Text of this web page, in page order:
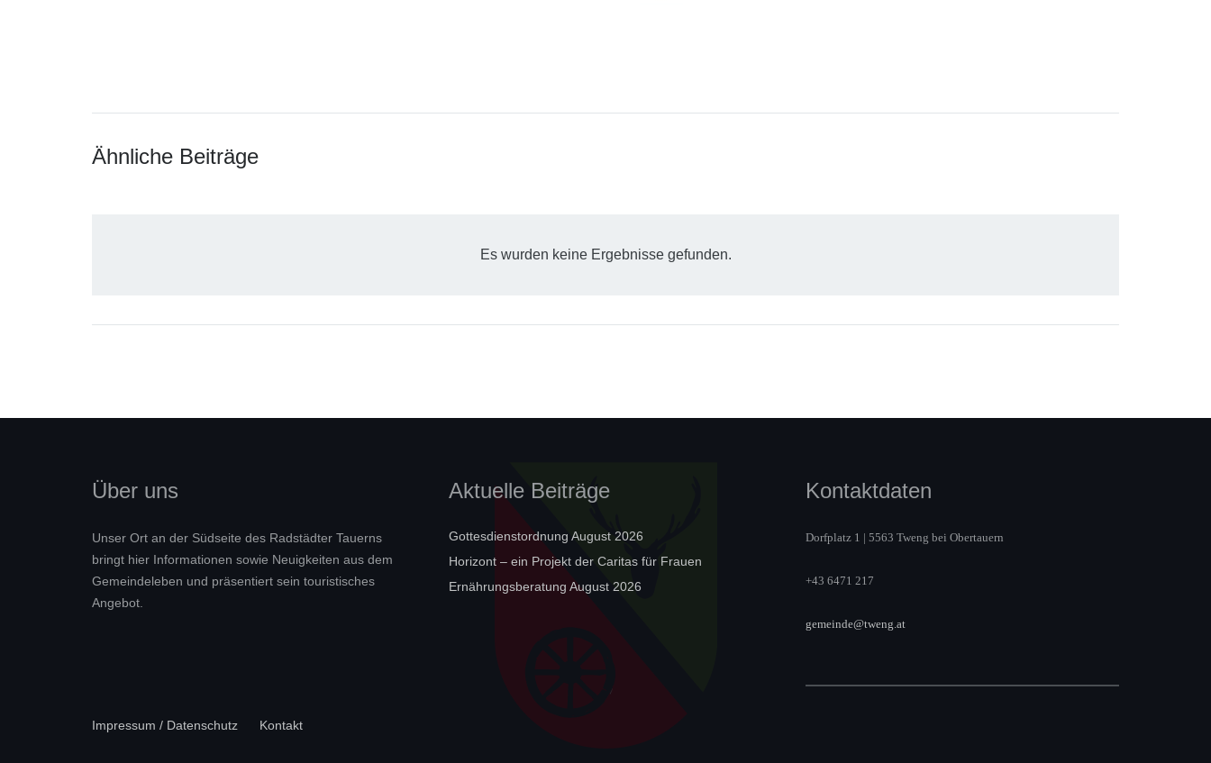
Ähnliche Beiträge
Es wurden keine Ergebnisse gefunden.
Über uns
Unser Ort an der Südseite des Radstädter Tauerns
bringt hier Informationen sowie Neuigkeiten aus dem
Gemeindeleben und präsentiert sein touristisches
Angebot.
Aktuelle Beiträge
Gottesdienstordnung August 2026
Horizont – ein Projekt der Caritas für Frauen
Ernährungsberatung August 2026
Kontaktdaten
Dorfplatz 1 | 5563 Tweng bei Obertauern
+43 6471 217
gemeinde@tweng.at
Impressum / Datenschutz Kontakt